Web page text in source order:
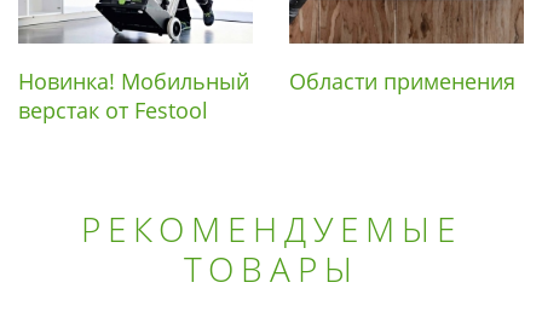
Новинка! Мобильный
верстак от Festool
Области применения
РЕКОМЕНДУЕМЫЕ
ТОВАРЫ